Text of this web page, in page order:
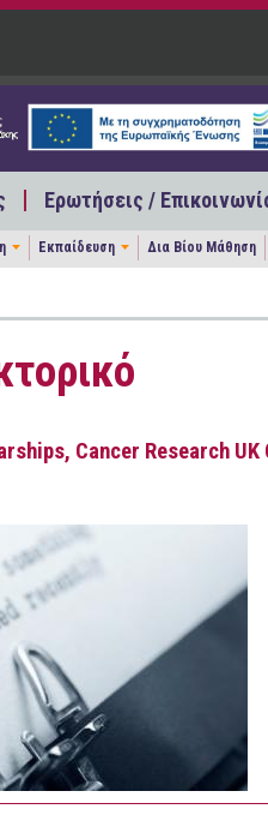
Ερωτήσεις /
Εκπαίδευση Δια Βίου Μάθηση
Cancer Research